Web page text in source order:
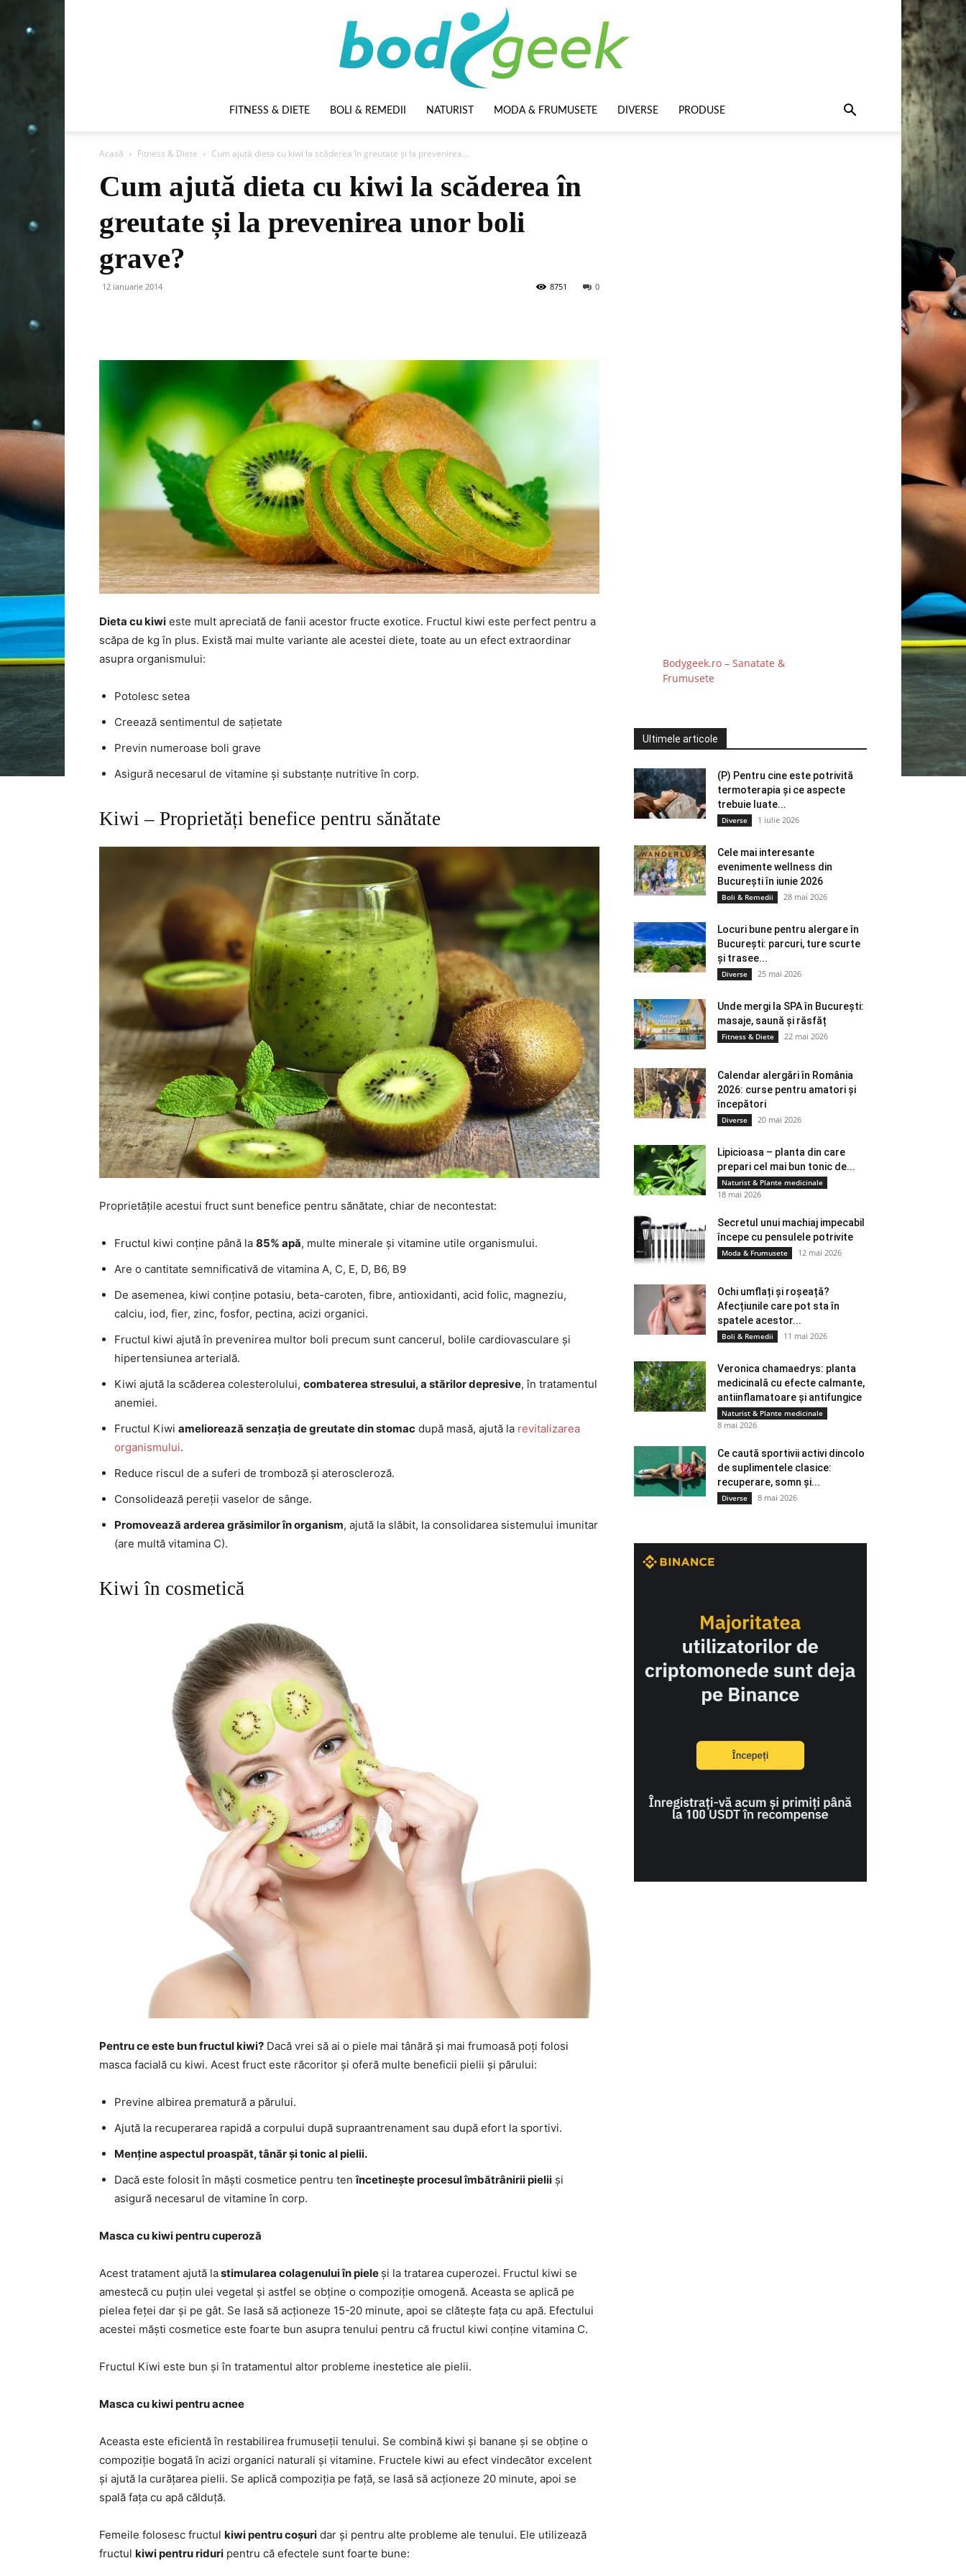
FITNESS & DIETE BOLI & REMEDII NATURIST MODA & FRUMUSETE DIVERSE PRODUSE
Acasă Fitness & Diete Cum ajută dieta cu kiwi la scăderea în greutate și la prevenirea...
Cum ajută dieta cu kiwi la scăderea în
greutate și la prevenirea unor boli
grave?
12 ianuarie 2014 0
8751
Dieta cu kiwi este mult apreciată de fanii acestor fructe exotice. Fructul kiwi este perfect pentru a
scăpa de kg în plus. Există mai multe variante ale acestei diete, toate au un efect extraordinar
asupra organismului:
Potolesc setea
Creează sentimentul de sațietate
Previn numeroase boli grave
Asigură necesarul de vitamine și substanțe nutritive în corp.
Kiwi – Proprietăți benefice pentru sănătate
Proprietățile acestui fruct sunt benefice pentru sănătate, chiar de necontestat:
Fructul kiwi conține până la 85% apă, multe minerale și vitamine utile organismului.
Are o cantitate semnificativă de vitamina A, C, E, D, B6, B9
De asemenea, kiwi conține potasiu, beta-caroten, fibre, antioxidanti, acid folic, magneziu,
calciu, iod, fier, zinc, fosfor, pectina, acizi organici.
Fructul kiwi ajută în prevenirea multor boli precum sunt cancerul, bolile cardiovasculare și
hipertensiunea arterială.
Kiwi ajută la scăderea colesterolului, combaterea stresului, a stărilor depresive, în tratamentul
anemiei.
Fructul Kiwi ameliorează senzația de greutate din stomac după masă, ajută la revitalizarea
organismului.
Reduce riscul de a suferi de tromboză și ateroscleroză.
Consolidează pereții vaselor de sânge.
Promovează arderea grăsimilor în organism, ajută la slăbit, la consolidarea sistemului imunitar
(are multă vitamina C).
Kiwi în cosmetică
Pentru ce este bun fructul kiwi? Dacă vrei să ai o piele mai tânără și mai frumoasă poți folosi
masca facială cu kiwi. Acest fruct este răcoritor și oferă multe beneficii pielii și părului:
Previne albirea prematură a părului.
Ajută la recuperarea rapidă a corpului după supraantrenament sau după efort la sportivi.
Menține aspectul proaspăt, tânăr și tonic al pielii.
Dacă este folosit în măști cosmetice pentru tenîncetinește procesul îmbătrânirii pielii și
asigură necesarul de vitamine în corp.
Masca cu kiwi pentru cuperoză
Acest tratament ajută lastimularea colagenului în piele și la tratarea cuperozei. Fructul kiwi se
amestecă cu puțin ulei vegetal și astfel se obține o compoziție omogenă. Aceasta se aplică pe
pielea feței dar și pe gât. Se lasă să acționeze 15-20 minute, apoi se clătește fața cu apă. Efectului
acestei măști cosmetice este foarte bun asupra tenului pentru că fructul kiwi conține vitamina C.
Fructul Kiwi este bun și în tratamentul altor probleme inestetice ale pielii.
Masca cu kiwi pentru acnee
Aceasta este eficientă în restabilirea frumuseții tenului. Se combină kiwi și banane și se obține o
compoziție bogată în acizi organici naturali și vitamine. Fructele kiwi au efect vindecător excelent
și ajută la curățarea pielii. Se aplică compoziția pe față, se lasă să acționeze 20 minute, apoi se
spală fața cu apă călduță.
Femeile folosesc fructul kiwi pentru coșuri dar și pentru alte probleme ale tenului. Ele utilizează
fructul kiwi pentru riduri pentru că efectele sunt foarte bune:
Bodygeek.ro – Sanatate &
Frumusete
Ultimele articole
(P) Pentru cine este potrivită
termoterapia și ce aspecte
trebuie luate...
Diverse 1 iulie 2026
Cele mai interesante
evenimente wellness din
București în iunie 2026
Boli & Remedii 28 mai 2026
Locuri bune pentru alergare în
București: parcuri, ture scurte
și trasee...
Diverse 25 mai 2026
Unde mergi la SPA în București:
masaje, saună și răsfăț
Fitness & Diete 22 mai 2026
Calendar alergări în România
2026: curse pentru amatori și
începători
Diverse 20 mai 2026
Lipicioasa – planta din care
prepari cel mai bun tonic de...
Naturist & Plante medicinale
18 mai 2026
Secretul unui machiaj impecabil
începe cu pensulele potrivite
Moda & Frumusete 12 mai 2026
Ochi umflați și roșeață?
Afecțiunile care pot sta în
spatele acestor...
Boli & Remedii 11 mai 2026
Veronica chamaedrys: planta
medicinală cu efecte calmante,
antiinflamatoare și antifungice
Naturist & Plante medicinale
8 mai 2026
Ce caută sportivii activi dincolo
de suplimentele clasice:
recuperare, somn și...
Diverse 8 mai 2026